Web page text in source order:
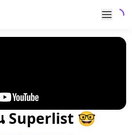
Superlist 🤓